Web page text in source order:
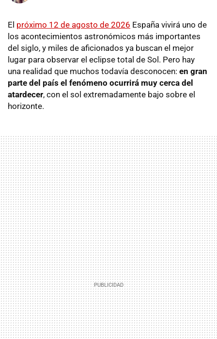
El próximo 12 de agosto de 2026 España vivirá uno de
los acontecimientos astronómicos más importantes
del siglo, y miles de aficionados ya buscan el mejor
lugar para observar el eclipse total de Sol. Pero hay
una realidad que muchos todavía desconocen: en gran
parte del país el fenómeno ocurrirá muy cerca del
atardecer, con el sol extremadamente bajo sobre el
horizonte.